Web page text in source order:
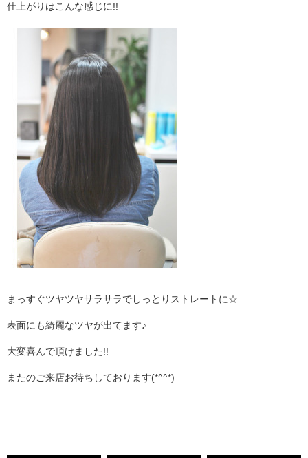
仕上がりはこんな感じに!!
まっすぐツヤツヤサラサラでしっとりストレートに☆
表面にも綺麗なツヤが出てます♪
大変喜んで頂けました!!
またのご来店お待ちしております(*^^*)